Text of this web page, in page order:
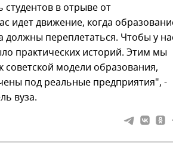
в отрыве от
идет движение, когда
должны переплетаться. Чтобы у
практических историй. Этим мы
советской модели образования,
под реальные предприятия", -
вуза.